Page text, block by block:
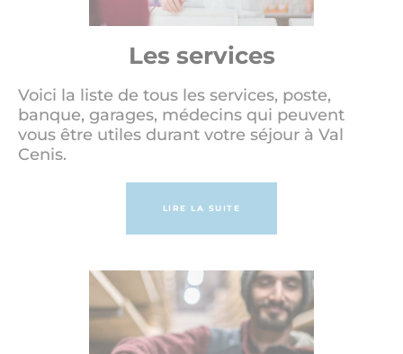
Les services
Voici la liste de tous les services, poste,
banque, garages, médecins qui peuvent
vous être utiles durant votre séjour à Val
Cenis.
LIRE LA SUITE